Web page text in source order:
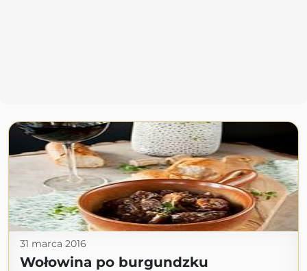
31 marca 2016
Wołowina po burgundzku